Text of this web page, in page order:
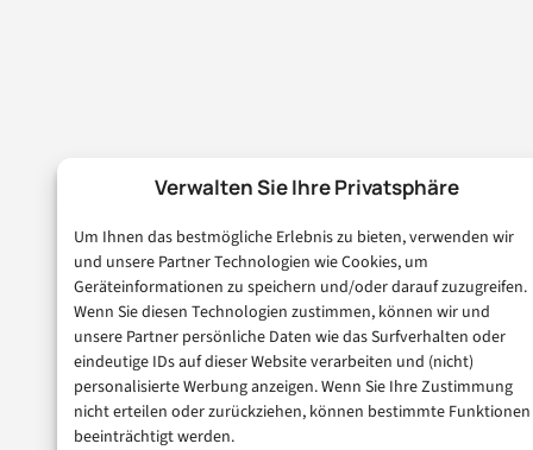
Verwalten Sie Ihre Privatsphäre
Um Ihnen das bestmögliche Erlebnis zu bieten, verwenden wir
und unsere Partner Technologien wie Cookies, um
Geräteinformationen zu speichern und/oder darauf zuzugreifen.
Wenn Sie diesen Technologien zustimmen, können wir und
unsere Partner persönliche Daten wie das Surfverhalten oder
eindeutige IDs auf dieser Website verarbeiten und (nicht)
personalisierte Werbung anzeigen. Wenn Sie Ihre Zustimmung
nicht erteilen oder zurückziehen, können bestimmte Funktionen
beeinträchtigt werden.